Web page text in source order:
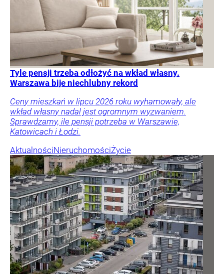
Tyle pensji trzeba odłożyć na wkład własny.
Warszawa bije niechlubny rekord
Ceny mieszkań w lipcu 2026 roku wyhamowały, ale
wkład własny nadal jest ogromnym wyzwaniem.
Sprawdzamy, ile pensji potrzeba w Warszawie,
Katowicach i Łodzi.
AktualnościNieruchomościŻycie